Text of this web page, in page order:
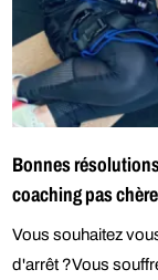
Bonnes
coaching pas
Vous souhaitez
d'arrêt ?Vous